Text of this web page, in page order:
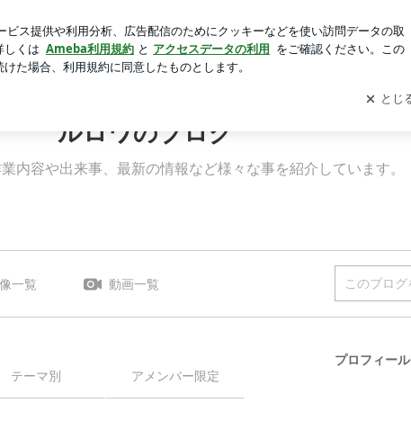
ログイン
ルロワのブログ
内容や出来事、最新の情報など様々な事を紹介しています。
一覧 動画一覧
テーマ別 アメンバー限定
プロフィール